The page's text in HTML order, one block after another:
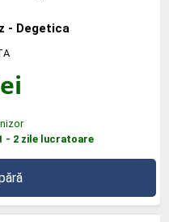
- Degetica
- 2 zile lucratoare